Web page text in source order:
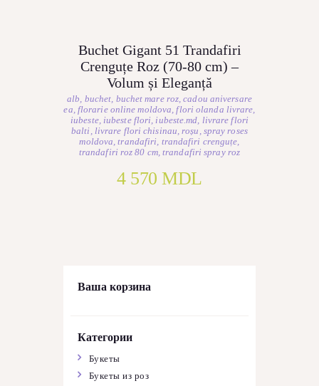
Buchet Gigant 51 Trandafiri
Crenguțe Roz (70-80 cm) –
Volum și Eleganță
alb, buchet, buchet mare roz,cadou aniversare
ea, florarie online moldova,flori olanda livrare,
iubeste, iubeste flori,iubeste.md, livrare flori
balti , livrare flori chisinau,roșu , spray roses
moldova,trandafiri, trandafiri crenguțe,
trandafiri roz 80 cm,trandafiri spray roz
4 570MDL
Ваша корзина
Категории
Букеты
Букеты из роз